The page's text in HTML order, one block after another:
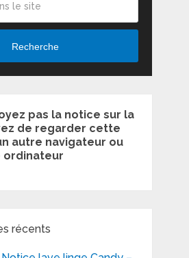
Recherche
pas la notice sur la
de regarder cette
autre navigateur ou
ordinateur
récents